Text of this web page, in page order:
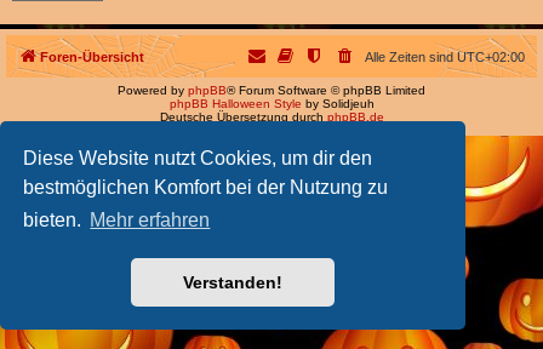
Diese Website nutzt Cookies, um dir den
bestmöglichen Komfort bei der Nutzung zu
bieten. Mehr erfahren
Verstanden!
Foren-Übersicht Alle Zeiten sindUTC+02:00
Powered by phpBB® Forum Software © phpBB Limited
phpBB Halloween Style by Solidjeuh
Deutsche Übersetzung durch phpBB.de